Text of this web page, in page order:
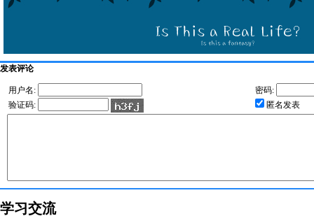
发表评论
用户名:
密码:
验证码:
匿名发表
学习交流